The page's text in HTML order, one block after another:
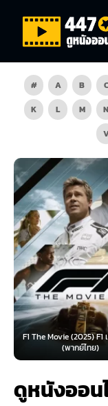
# A B C
K
L M N
F1 The Movie (2025) F1
(พากย์ไทย)
ดูหนังออน